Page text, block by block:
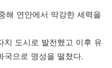
해 연안에서 막강한 세력을
치 도시로 발전했고 이후 유
국으로 명성을 떨쳤다.